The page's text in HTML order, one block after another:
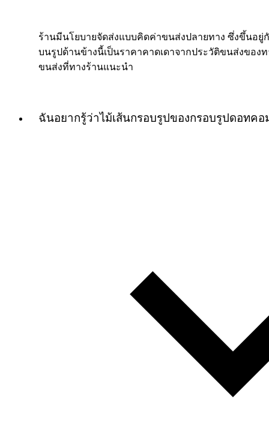
ร้านมีนโยบายจัดส่งแบบคิดค่าขนส่งปลายทาง ซึ่งขึ้นอ
บนรูปด้านข้างนี้เป็นราคาคาดเดาจากประวัติขนส่งของ
ขนส่งที่ทางร้านแนะนำ
ฉันอยากรู้ว่าไม้เส้นกรอบรูปของกรอบรูปดอทคอ